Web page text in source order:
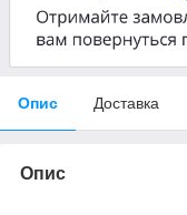
Опис Доставка
Опис